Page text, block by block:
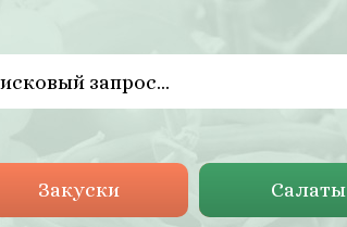
Закуски Салаты